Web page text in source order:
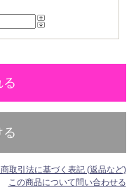
る
取引法に基づく表記 (返品など)
この商品について問い合わせる